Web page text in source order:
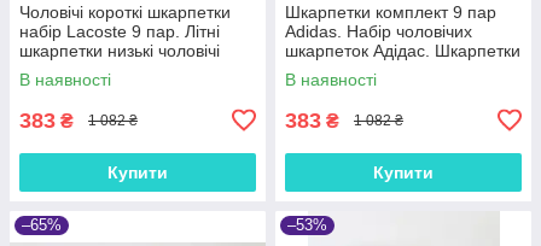
Чоловічі короткі шкарпетки
набір Lacoste 9 пар. Літні
шкарпетки низькі чоловічі
лакості. Комплект шкарпеток
для чоловіків
В наявності
383 ₴ 1 082 ₴
Купити
Шкарпетки комплект 9 пар
Adidas. Набір чоловічих
шкарпеток Адідас. Шкарпетки
літні короткі. Низькі
шкарпетки для чоловіків 9 шт
В наявності
383 ₴ 1 082 ₴
Купити
–65% –53%